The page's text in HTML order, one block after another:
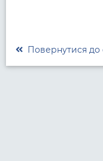
Повернутися до